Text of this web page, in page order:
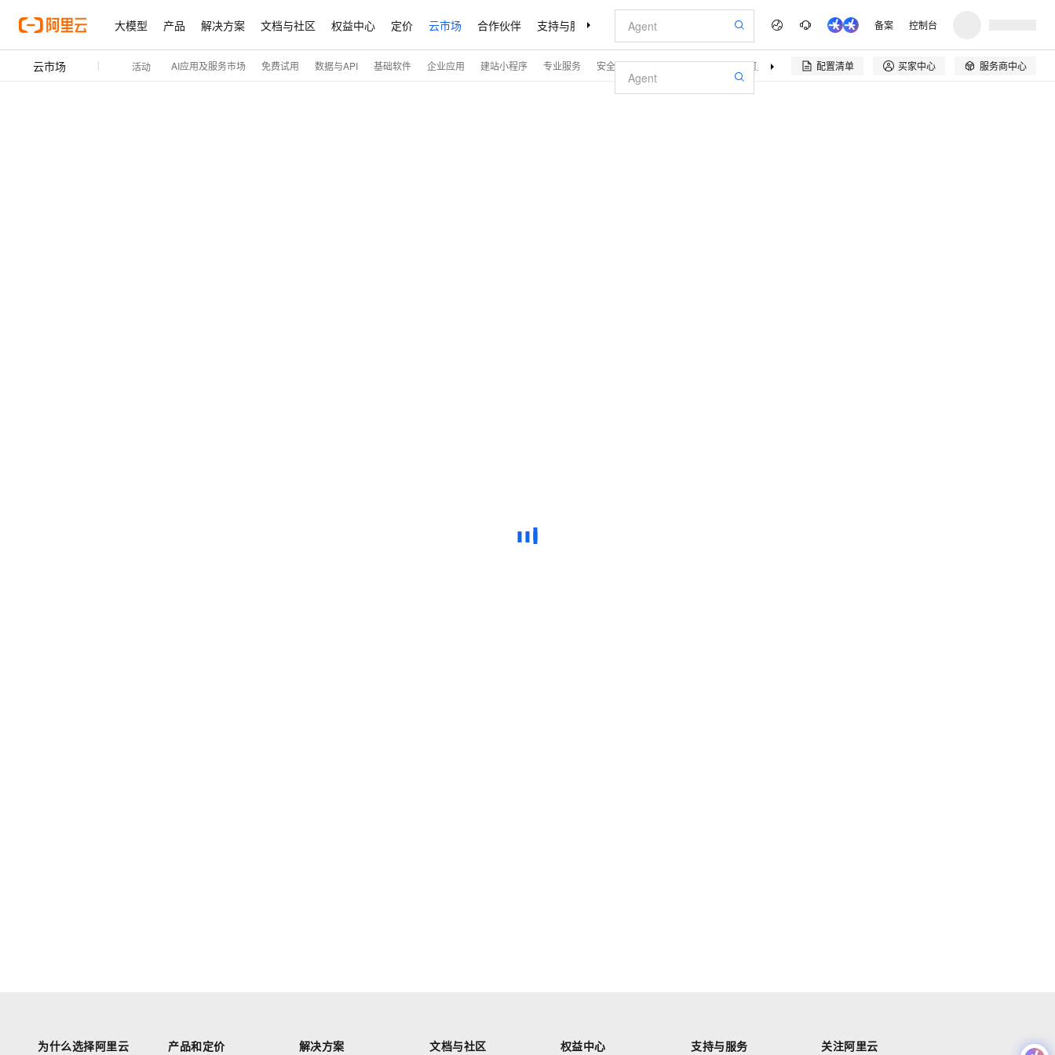
大模型 产品 解决方案 文档与社区 权益中心 定价 云市场 合作伙伴 支持与服务 了解阿里云 备案 控制台
云市场 活动 AI应用及服务市场 免费试用 数据与API 基础软件 企业应用 建站小程序 专业服务 安全 开发与运维 解决方案 阿里云精选 伙伴招募
配置清单  买家中心  服务商中心
为什么选择阿里云 产品和定价 解决方案 文档与社区 权益中心 支持与服务 关注阿里云